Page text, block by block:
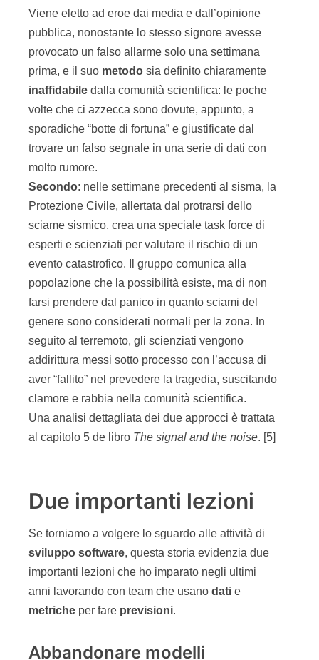
Viene eletto ad eroe dai media e dall’opinione
pubblica, nonostante lo stesso signore avesse
provocato un falso allarme solo una settimana
prima, e il suo metodo sia definito chiaramente
inaffidabile dalla comunità scientifica: le poche
volte che ci azzecca sono dovute, appunto, a
sporadiche “botte di fortuna” e giustificate dal
trovare un falso segnale in una serie di dati con
molto rumore.
Secondo: nelle settimane precedenti al sisma, la
Protezione Civile, allertata dal protrarsi dello
sciame sismico, crea una speciale task force di
esperti e scienziati per valutare il rischio di un
evento catastrofico. Il gruppo comunica alla
popolazione che la possibilità esiste, ma di non
farsi prendere dal panico in quanto sciami del
genere sono considerati normali per la zona. In
seguito al terremoto, gli scienziati vengono
addirittura messi sotto processo con l’accusa di
aver “fallito” nel prevedere la tragedia, suscitando
clamore e rabbia nella comunità scientifica.
Una analisi dettagliata dei due approcci è trattata
al capitolo 5 de libro The signal and the noise. [5]
Due importanti lezioni
Se torniamo a volgere lo sguardo alle attività di
sviluppo software, questa storia evidenzia due
importanti lezioni che ho imparato negli ultimi
anni lavorando con team che usano dati e
metriche per fare previsioni.
Abbandonare modelli